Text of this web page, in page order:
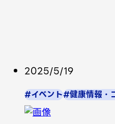
2025/5/19
#イベント#健康情報・